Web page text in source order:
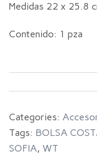
Medidas 22 x 25.8
Contenido: 1 pza
Categories:
Tags: BOLSA
SOFIA, WT